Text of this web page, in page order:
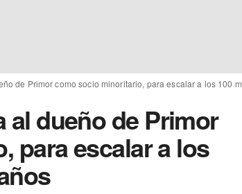
de Primor como socio minoritario, para escalar a los 100
al dueño de Primor
para escalar a los